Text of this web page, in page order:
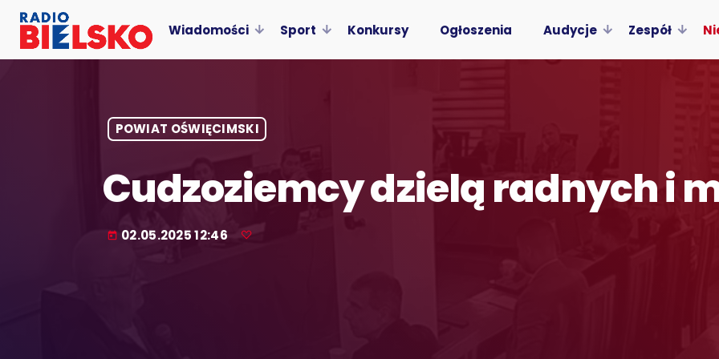
Wiadomości Sport Konkursy Ogłoszenia Audycje Zespół
POWIAT OŚWIĘCIMSKI
Cudzoziemcy dzielą radnych i
today 02.05.2025 12:46